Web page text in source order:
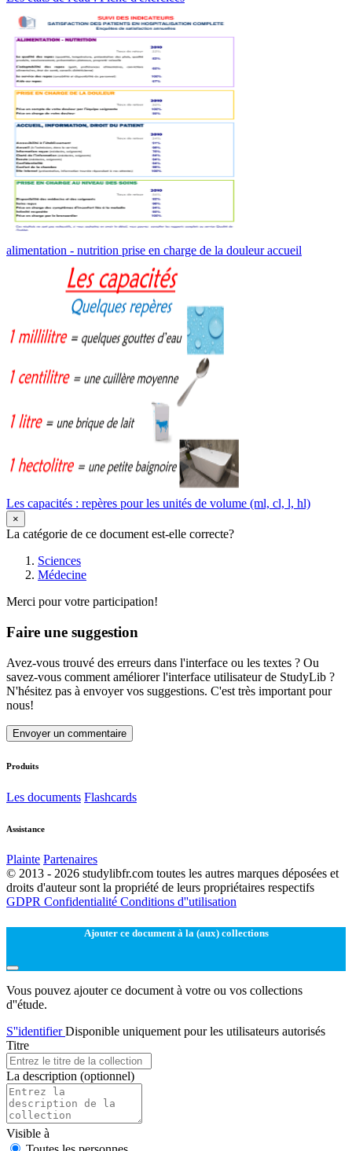
alimentation - nutrition prise en charge de la douleur accueil
Les capacités : repères pour les unités de volume (ml, cl, l, hl)
×
La catégorie de ce document est-elle correcte?
Sciences
Médecine
Merci pour votre participation!
Faire une suggestion
Avez-vous trouvé des erreurs dans l'interface ou les textes ? Ou
savez-vous comment améliorer l'interface utilisateur de StudyLib ?
N'hésitez pas à envoyer vos suggestions. C'est très important pour
nous!
Envoyer un commentaire
Produits
Les documents Flashcards
Assistance
Plainte Partenaires
© 2013 - 2026 studylibfr.com toutes les autres marques déposées et
droits d'auteur sont la propriété de leurs propriétaires respectifs
GDPR Confidentialité Conditions d''utilisation
Ajouter ce document à la (aux) collections
Vous pouvez ajouter ce document à votre ou vos collections
d''étude.
S''identifierDisponible uniquement pour les utilisateurs autorisés
Titre
La description (optionnel)
Visible à